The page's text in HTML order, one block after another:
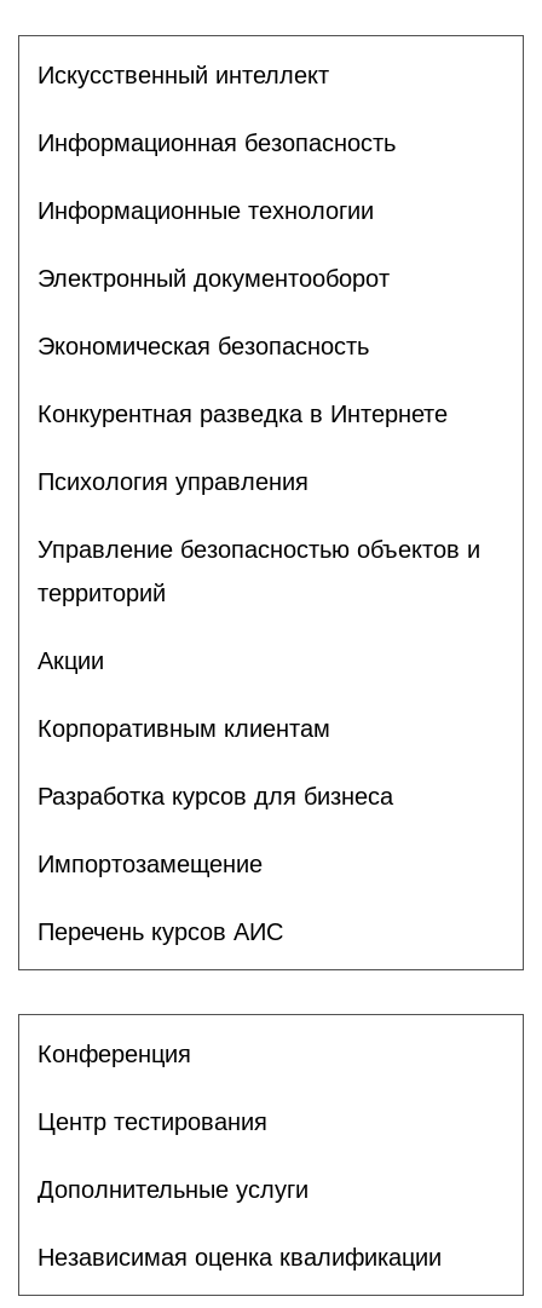
Искусственный интеллект
Информационная безопасность
Информационные технологии
Электронный документооборот
Экономическая безопасность
Конкурентная разведка в Интернете
Психология управления
Управление безопасностью объектов и
территорий
Акции
Корпоративным клиентам
Разработка курсов для бизнеса
Импортозамещение
Перечень курсов АИС
Конференция
Центр тестирования
Дополнительные услуги
Независимая оценка квалификации